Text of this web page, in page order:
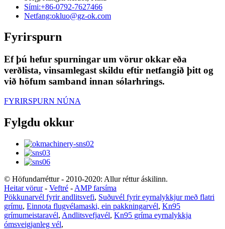
Sími:+86-0792-7627466
Netfang:okluo@gz-ok.com
Fyrirspurn
Ef þú hefur spurningar um vörur okkar eða
verðlista, vinsamlegast skildu eftir netfangið þitt og
við höfum samband innan sólarhrings.
FYRIRSPURN NÚNA
Fylgdu okkur
© Höfundarréttur - 2010-2020: Allur réttur áskilinn.
Heitar vörur- Veftré - AMP farsíma
Pökkunarvél fyrir andlitsvefi, Suðuvél fyrir eyrnalykkjur með flatri
grímu, Einnota flugvélamaski, ein pakkningarvél, Kn95
grímumeistaravél, Andlitsvefjavél, Kn95 gríma eyrnalykkja
ómsveigjanleg vél,